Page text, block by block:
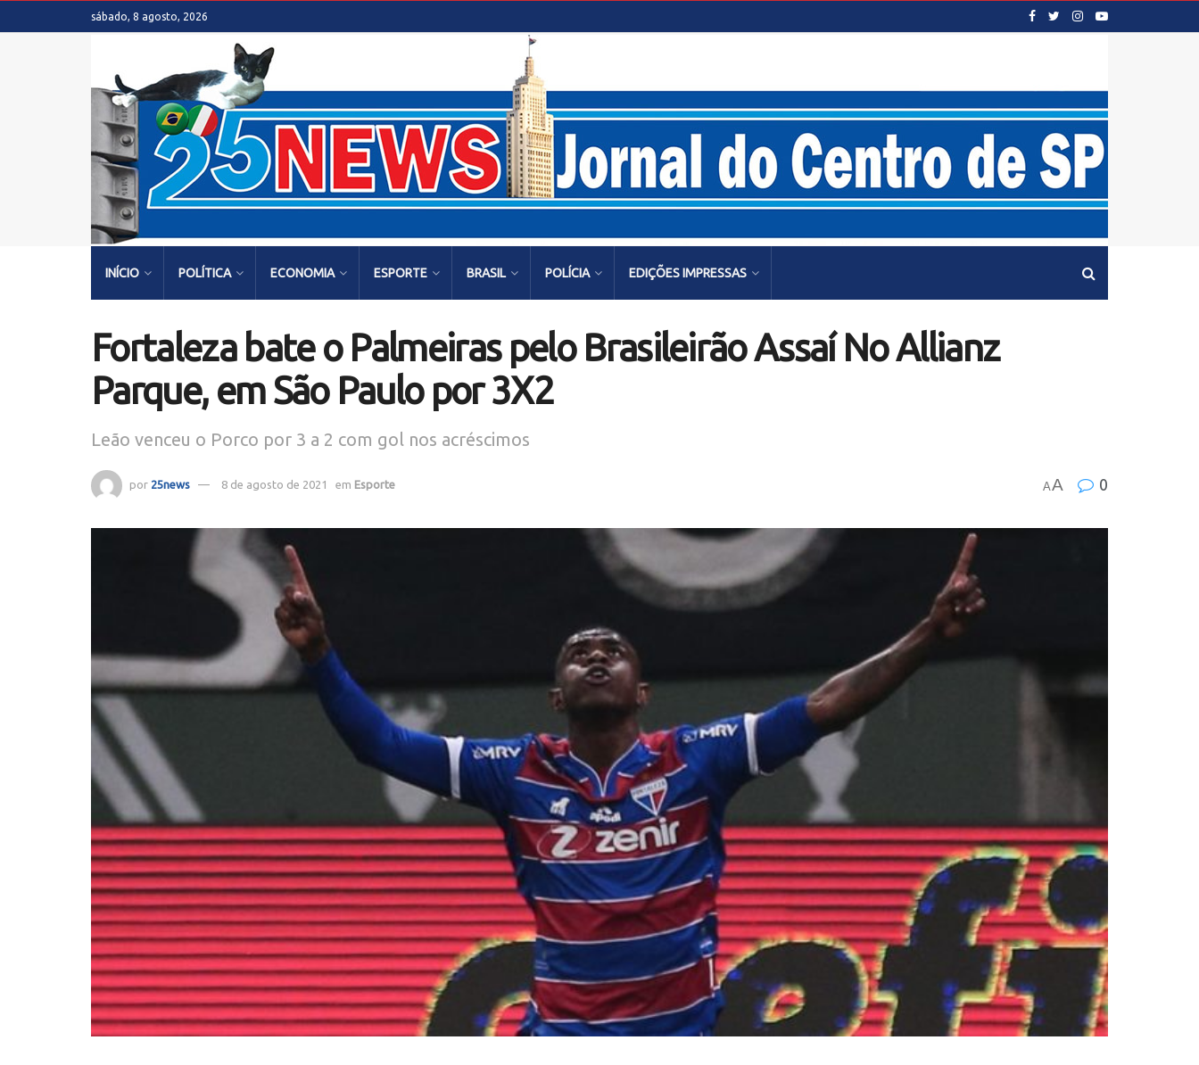
sábado, 8 agosto, 2026
INÍCIO POLÍTICA ECONOMIA ESPORTE BRASIL POLÍCIA EDIÇÕES IMPRESSAS
Fortaleza bate o Palmeiras pelo Brasileirão Assaí No Allianz
Parque, em São Paulo por 3X2
Leão venceu o Porco por 3 a 2 com gol nos acréscimos
por 25news 8 de agosto de 2021 em Esporte AA 0